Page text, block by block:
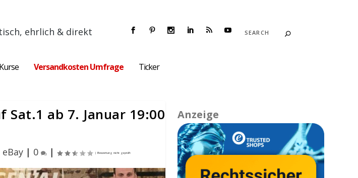
ehrlich & direkt
Kurse Versandkosten Umfrage Ticker
Sat.1 ab 7. Januar 19:00
eBay| 0 |
Anzeige